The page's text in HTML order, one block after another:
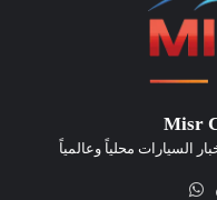
السيارات محلياً وعالمياً
‫TikTok